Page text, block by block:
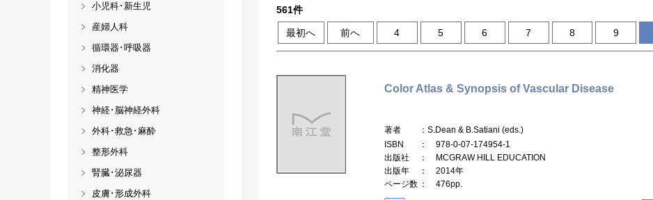
561件
最初へ 前へ 4 5 6 7 8 9
Color Atlas & Synopsis of Vascular Disease
著者
：S.Dean & B.Satiani (eds.)
ISBN
： 978-0-07-174954-1
出版社
： MCGRAW HILL EDUCATION
出版年
： 2014年
ページ数 ： 476pp.
小児科･新生児
産婦人科
循環器･呼吸器
消化器
精神医学
神経･脳神経外科
外科･救急･麻酔
整形外科
腎臓･泌尿器
皮膚･形成外科